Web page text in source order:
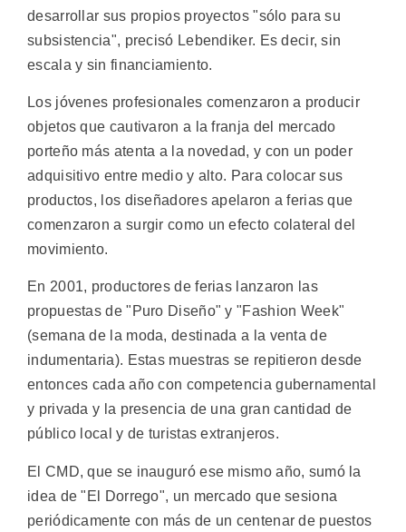
desarrollar sus propios proyectos "sólo para su
subsistencia", precisó Lebendiker. Es decir, sin
escala y sin financiamiento.
Los jóvenes profesionales comenzaron a producir
objetos que cautivaron a la franja del mercado
porteño más atenta a la novedad, y con un poder
adquisitivo entre medio y alto. Para colocar sus
productos, los diseñadores apelaron a ferias que
comenzaron a surgir como un efecto colateral del
movimiento.
En 2001, productores de ferias lanzaron las
propuestas de "Puro Diseño" y "Fashion Week"
(semana de la moda, destinada a la venta de
indumentaria). Estas muestras se repitieron desde
entonces cada año con competencia gubernamental
y privada y la presencia de una gran cantidad de
público local y de turistas extranjeros.
El CMD, que se inauguró ese mismo año, sumó la
idea de "El Dorrego", un mercado que sesiona
periódicamente con más de un centenar de puestos